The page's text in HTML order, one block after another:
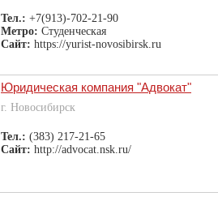
Тел.: +7(913)-702-21-90
Метро: Студенческая
Сайт: https://yurist-novosibirsk.ru
Юридическая компания "Адвокат"
г. Новосибирск
Тел.: (383) 217-21-65
Сайт: http://advocat.nsk.ru/